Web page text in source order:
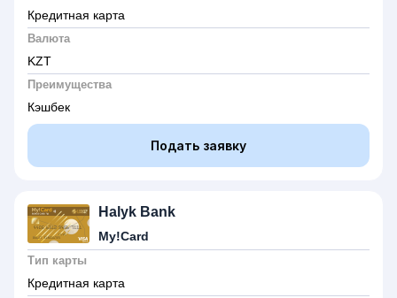
Кредитная карта
Валюта
KZT
Преимущества
Кэшбек
Подать заявку
Halyk Bank
My!Card
Тип карты
Кредитная карта